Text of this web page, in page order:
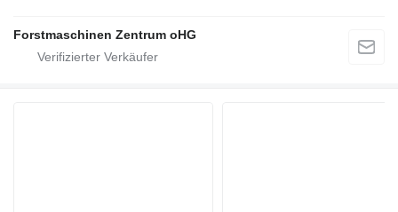
Forstmaschinen Zentrum oHG